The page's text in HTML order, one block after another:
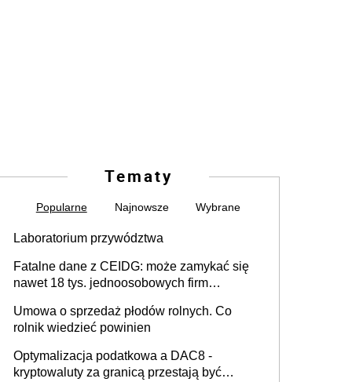
Tematy
Popularne Najnowsze Wybrane
Laboratorium przywództwa
Fatalne dane z CEIDG: może zamykać się
nawet 18 tys. jednoosobowych firm
Umowa o sprzedaż płodów rolnych. Co
rolnik wiedzieć powinien
Optymalizacja podatkowa a DAC8 -
kryptowaluty za granicą przestają być